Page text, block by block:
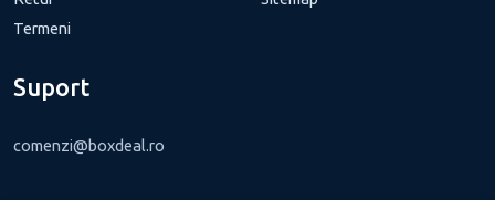
Termeni
Suport
comenzi@boxdeal.ro